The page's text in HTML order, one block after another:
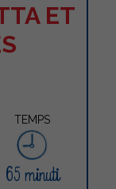
ET
TEMPS
65 minuti